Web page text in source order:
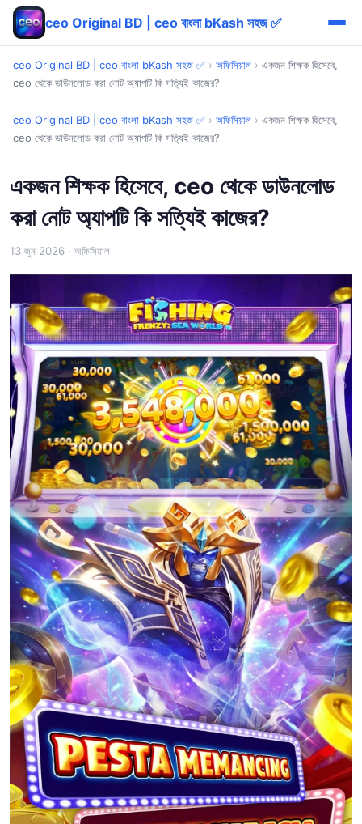
ceo Original BD | ceo বাংলা bKash সহজ ✅
ceo Original BD | ceo বাংলা bKash সহজ ✅ › অফিসিয়াল › একজন শিক্ষক হিসেবে,
ceo থেকে ডাউনলোড করা নোট অ্যাপটি কি সত্যিই কাজের?
ceo Original BD | ceo বাংলা bKash সহজ ✅ › অফিসিয়াল › একজন শিক্ষক হিসেবে,
ceo থেকে ডাউনলোড করা নোট অ্যাপটি কি সত্যিই কাজের?
একজন শিক্ষক হিসেবে, ceo থেকে ডাউনলোড
করা নোট অ্যাপটি কি সত্যিই কাজের?
13 জুন 2026 · অফিসিয়াল